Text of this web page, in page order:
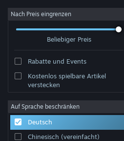
Anmelden
Info
Support
Nach Preis eingrenzen
Beliebiger Preis
Rabatte und Events
Kostenlos spielbare Artikel
verstecken
Auf Sprache beschränken
Deutsch
Chinesisch (vereinfacht)
Entwickler: SyntheticD
Sortieren nach Relevanz